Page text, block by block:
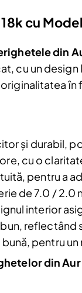
afișa.
cu
din
cu un
în
și durabil,
cu o
pentru a
de 7.0 / 2.0
interior
reflectând
pentru
din Aur